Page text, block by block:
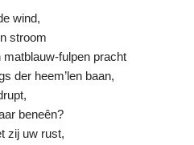
wind,
stroom
fulpen pracht
der heem’len baan,
beneên?
zij uw rust,